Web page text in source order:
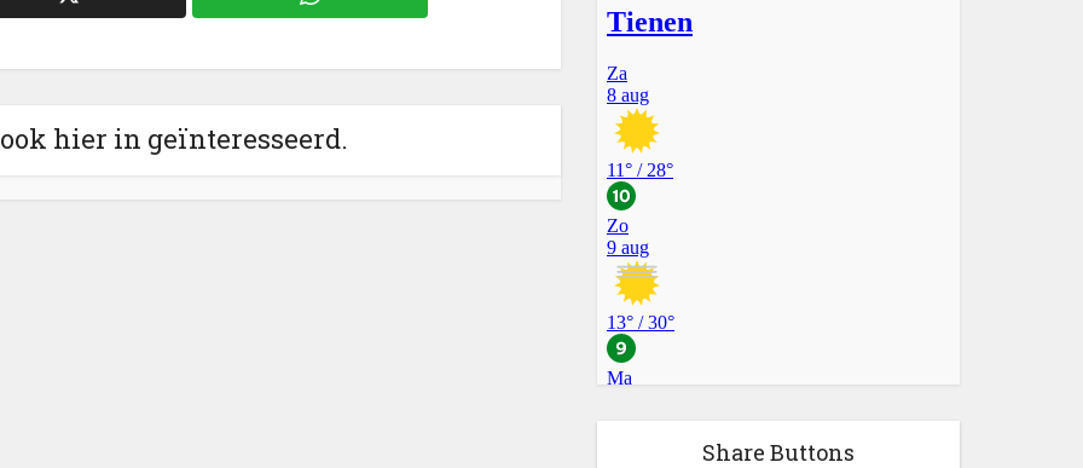
hier in geïnteresseerd.
Share Buttons